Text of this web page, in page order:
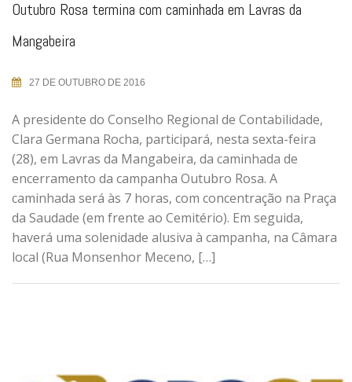
Outubro Rosa termina com caminhada em Lavras da
Mangabeira
27 DE OUTUBRO DE 2016
A presidente do Conselho Regional de Contabilidade,
Clara Germana Rocha, participará, nesta sexta-feira
(28), em Lavras da Mangabeira, da caminhada de
encerramento da campanha Outubro Rosa. A
caminhada será às 7 horas, com concentração na Praça
da Saudade (em frente ao Cemitério). Em seguida,
haverá uma solenidade alusiva à campanha, na Câmara
local (Rua Monsenhor Meceno, […]